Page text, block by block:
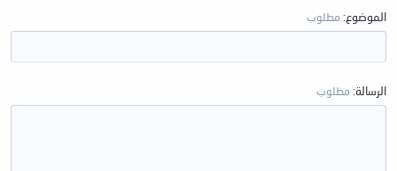
الموضوع مطلوب
الرسالة مطلوب